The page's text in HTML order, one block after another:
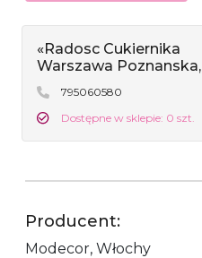
«Radosc Cukiernika
Warszawa
795060580
Dostępne w sklepie: 0 szt.
Producent:
Modecor, Włochy